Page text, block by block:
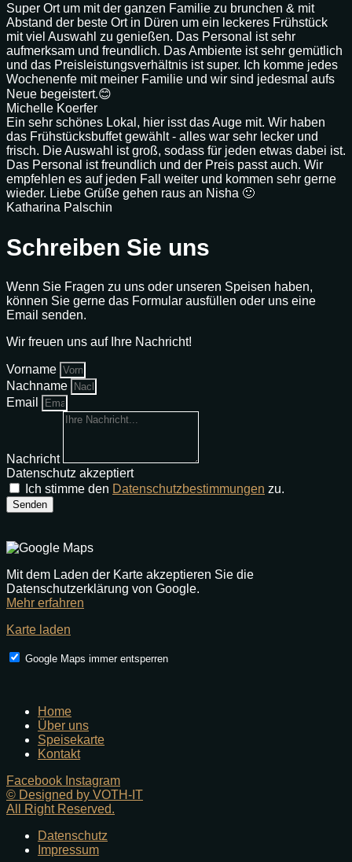
Super Ort um mit der ganzen Familie zu brunchen & mit
Abstand der beste Ort in Düren um ein leckeres Frühstück
mit viel Auswahl zu genießen. Das Personal ist sehr
aufmerksam und freundlich. Das Ambiente ist sehr gemütlich
und das Preisleistungsverhältnis ist super. Ich komme jedes
Wochenenfe mit meiner Familie und wir sind jedesmal aufs
Neue begeistert.😊
Michelle Koerfer
Ein sehr schönes Lokal, hier isst das Auge mit. Wir haben
das Frühstücksbuffet gewählt - alles war sehr lecker und
frisch. Die Auswahl ist groß, sodass für jeden etwas dabei ist.
Das Personal ist freundlich und der Preis passt auch. Wir
empfehlen es auf jeden Fall weiter und kommen sehr gerne
wieder. Liebe Grüße gehen raus an Nisha 🙂
Katharina Palschin
Schreiben Sie uns
Wenn Sie Fragen zu uns oder unseren Speisen haben,
können Sie gerne das Formular ausfüllen oder uns eine
Email senden.
Wir freuen uns auf Ihre Nachricht!
Vorname
Nachname
Email
Nachricht
Datenschutz akzeptiert
Ich stimme den Datenschutzbestimmungen zu.
Senden
Mit dem Laden der Karte akzeptieren Sie die
Datenschutzerklärung von Google.
Mehr erfahren
Karte laden
Google Maps immer entsperren
Home
Über uns
Speisekarte
Kontakt
Facebook Instagram
© Designed by VOTH-IT
All Right Reserved.
Datenschutz
Impressum